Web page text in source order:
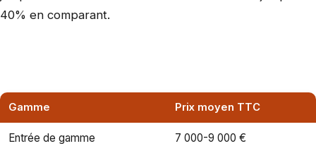
40% en comparant.
Gamme Prix moyen TTC
Entrée de gamme 7 000-9 000 €